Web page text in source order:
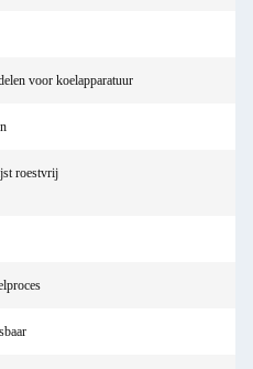
voor koelapparatuur
roestvrij